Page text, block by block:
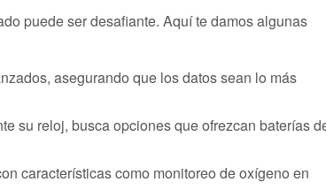
puede ser desafiante. Aquí te damos algunas
asegurando que los datos sean lo más
su reloj, busca opciones que ofrezcan baterías
características como monitoreo de oxígeno en